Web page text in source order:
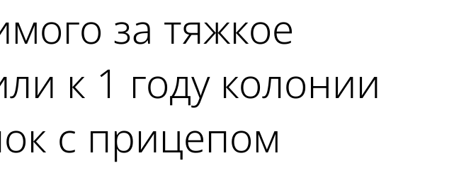
за тяжкое
к 1 году колонии
с прицепом